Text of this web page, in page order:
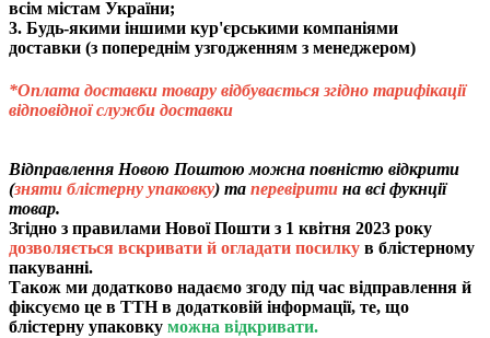
всім містам України;
3. Будь-якими іншими кур'єрськими компаніями
доставки (з попереднім узгодженням з менеджером)
*Оплата доставки товару відбувається згідно тарифікації
відповідної служби доставки
Відправлення Новою Поштою можна повністю відкрити
(зняти блістерну упаковку) та перевірити на всі фукнції
товар.
Згідно з правилами Нової Пошти з 1 квітня 2023 року
дозволяється вскривати й огладати посилку в блістерному
пакуванні.
Також ми додатково надаємо згоду під час відправлення й
фіксуємо це в ТТН в додатковій інформації, те, що
блістерну упаковку можна відкривати.